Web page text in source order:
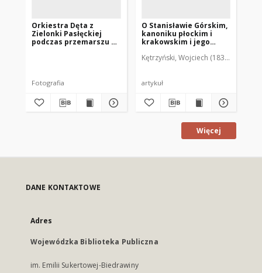
Orkiestra Dęta z
Zielonki Pasłęckiej
podczas przemarszu z
Fotografia
O Stanisławie Górskim,
kanoniku płockim i
krakowskim i jego
Kętrzyński, Wojciech (1838-1918)
artykuł
Więcej
DANE KONTAKTOWE
Adres
Wojewódzka Biblioteka Publiczna
im. Emilii Sukertowej-Biedrawiny